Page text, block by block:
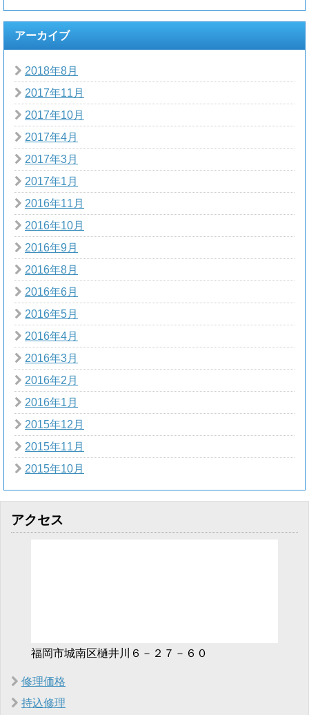
アーカイブ
2018年8月
2017年11月
2017年10月
2017年4月
2017年3月
2017年1月
2016年11月
2016年10月
2016年9月
2016年8月
2016年6月
2016年5月
2016年4月
2016年3月
2016年2月
2016年1月
2015年12月
2015年11月
2015年10月
アクセス
福岡市城南区樋井川６－２７－６０
修理価格
持込修理